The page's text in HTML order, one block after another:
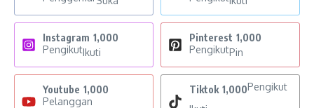
Instagram 1,000
PengikutIkuti
Pinterest 1,000
PengikutPin
Youtube 1,000
Pelanggan
Tiktok 1,000Pengikut